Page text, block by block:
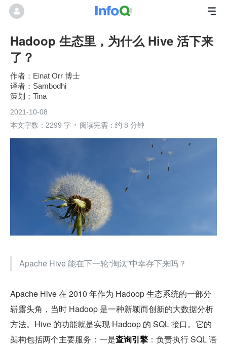
Hadoop 生态里，为什么 Hive 活下来
了？
Einat Orr 博士
Sambodhi
Tina
2021-10-08
本文字数：2299 字
阅读完需：约 8 分钟
Apache Hive 能在下一轮“淘汰”中幸存下来吗？
Apache Hive 在 2010 年作为 Hadoop 生态系统的一部分
崭露头角，当时 Hadoop 是一种新颖而创新的大数据分析
方法。Hive 的功能就是实现 Hadoop 的 SQL 接口。它的
架构包括两个主要服务：一是查询引擎 ：负责执行 SQL 语